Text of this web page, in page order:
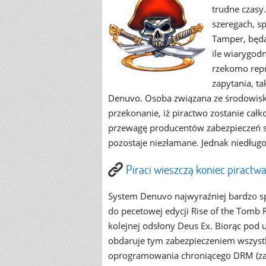
trudne
szeregach,
Tamper,
ile
rzekomo
zapytania,
Denuvo. Osoba związana ze
przekonanie, iż piractwo zostanie
przewagę producentów zabezpieczeń
pozostaje niezłamane. Jednak
Piraci wieszczą koniec
System Denuvo najwyraźniej bardzo
do pecetowej edycji Rise of the
kolejnej odsłony Deus Ex. Biorąc pod
obdaruje tym zabezpieczeniem
oprogramowania chroniącego DRM